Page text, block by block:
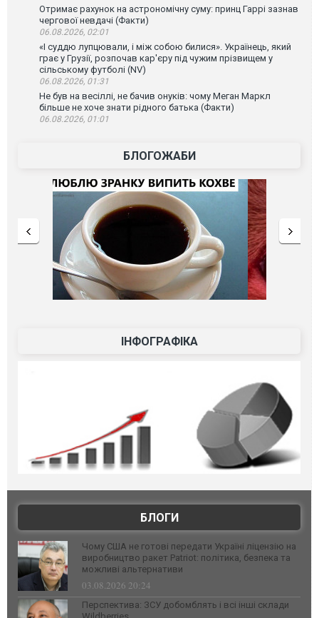
Отримає рахунок на астрономічну суму: принц Гаррі зазнав
чергової невдачі (Факти)
06.08.2026, 02:01
«І суддю лупцювали, і між собою билися». Українець, який
грає у Грузії, розпочав кар'єру під чужим прізвищем у
сільському футболі (NV)
06.08.2026, 01:31
Не був на весіллі, не бачив онуків: чому Меган Маркл
більше не хоче знати рідного батька (Факти)
06.08.2026, 01:01
БЛОГОЖАБИ
ІНФОГРАФІКА
БЛОГИ
Чому США не готові передати Україні ліцензію на
виробництво ракет Patriot: політика, безпека та
можливі альтернативи
03.08.2026 20:24
Перспектива: ЗСУ добомблять і всі інші склади